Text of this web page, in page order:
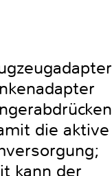
die aktive
kann der